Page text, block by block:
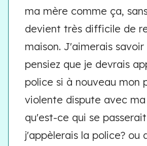
ma mère comme ça,
devient très difficile de
maison. J'aimerais savoir
pensiez que je devrais
police si à nouveau mon
violente dispute avec
qu'est-ce qui se
j'appèlerais la police? ou